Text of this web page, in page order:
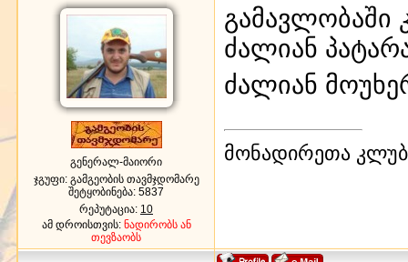
გენერალ-მაიორი
ჯგუფი: გამგეობის თავმჯდომარე
შეტყობინება: 5837
რეპუტაცია: 10
ამ დროისთვის: ნადირობს ან
თევზაობს
გამავლობაში
ძალიან
ძალიან
მონადირეთა